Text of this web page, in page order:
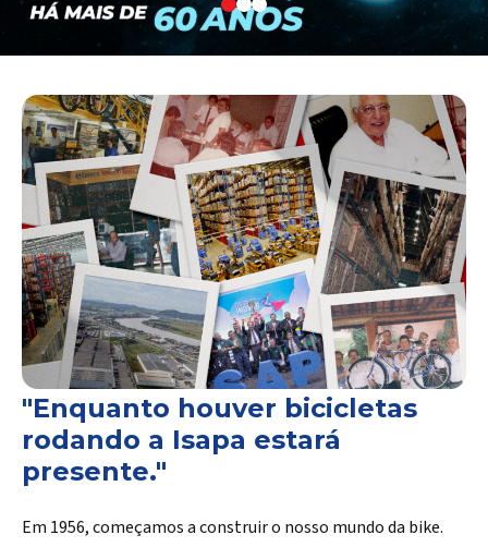
"Enquanto houver bicicletas
rodando a Isapa estará
presente."
Em 1956, começamos a construir o nosso mundo da bike.